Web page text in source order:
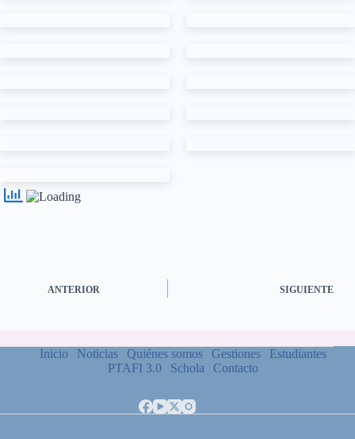
ANTERIOR SIGUIENTE
Inicio Noticias Quiénes somos Gestiones
Estudiantes
PTAFI 3.0
Schola Contacto